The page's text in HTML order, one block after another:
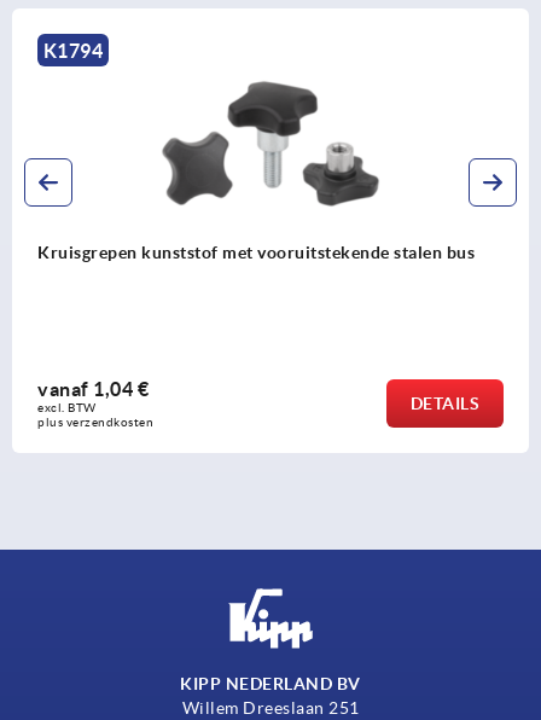
kunststof met vooruitstekende stalen bus
vanaf
excl. BTW
plus
KIPP NEDERLAND BV
Willem Dreeslaan 251